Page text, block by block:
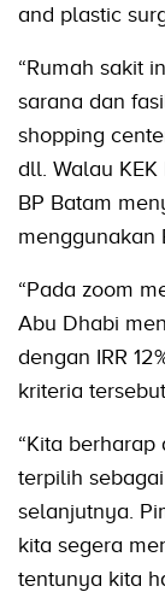
and plastic
“Rumah sakit
sarana dan
shopping
dll. Walau
BP Batam
menggunakan
“Pada zoom
Abu Dhabi
dengan IRR
kriteria
“Kita
terpilih
selanjutnya.
kita segera
tentunya kita